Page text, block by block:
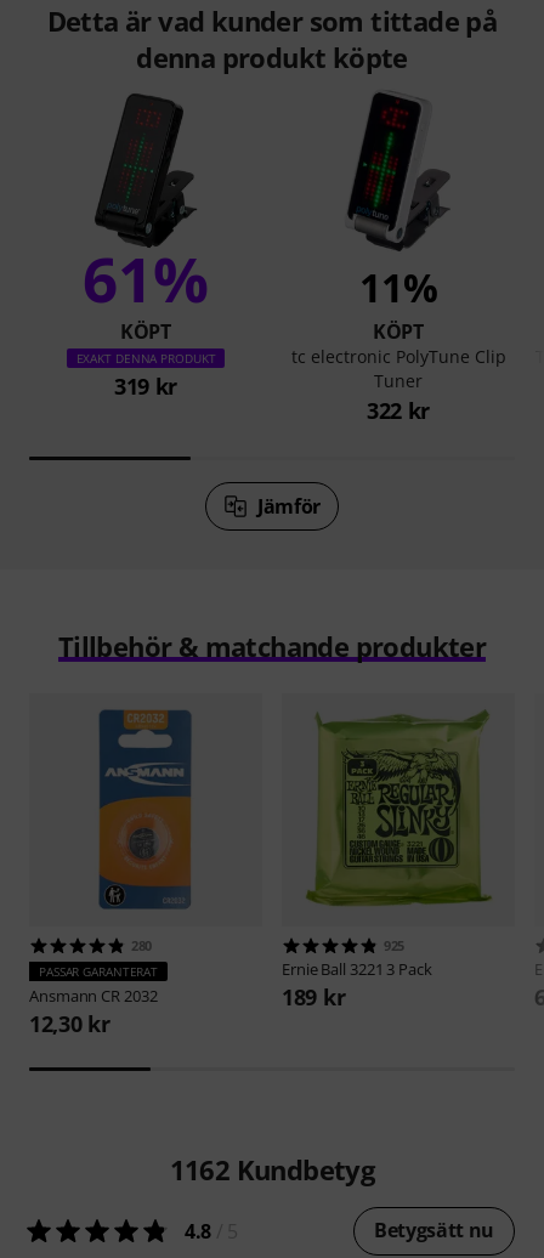
Detta är vad kunder som tittade på
denna produkt köpte
61%
KÖPT
EXAKT DENNA PRODUKT
319 kr
11%
KÖPT
tc electronic PolyTune Clip
Tuner
322 kr
Jämför
Tillbehör & matchande produkter
280
PASSAR GARANTERAT
Ansmann CR 2032
12,30 kr
925
Ernie Ball 3221 3 Pack
189 kr
1162 Kundbetyg
4.8 Betygsätt nu